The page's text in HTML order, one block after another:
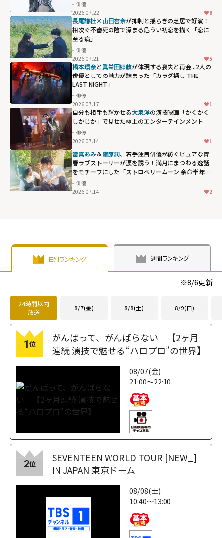
俳優
2026.07.22
8
長尾謙杜×山田杏奈が抑制と揺らぎの芝居で好演！
相次ぐ不審死の陰で深まる危うい初恋を描く「恋に
至る病」
俳優
2026.07.21
5
橋本環奈と眞栄田郷敦が体現する喪失と再会...2人の
俳優としての魅力が詰まった「カラダ探し THE
LAST NIGHT」
俳優
2026.07.17
1
自分も相手も輝かせる大泉洋の演技――映画「かくかく
しかじか」で見せた極上のエンターテインメント
俳優
2026.07.14
1
當真あみ＆齋藤潤、若手注目俳優が紡ぐピュアな青
春ラブストーリーが涙を誘う！満月にまつわる逸話
をモチーフにした「ストロベリームーン 余命半年の
恋」
俳優
2026.07.14
2
日別ランキング 週間ランキング
※8/6更新
24時間以内
放送
8/7(金) 8/8(土) 8/9(日)
1位
がんばって、がんばらない 【2ヶ月
連続 演技で魅せる“ハロプロ”の世界】
08/07(金)
21:00～22:10
2位
SEVENTEEN WORLD TOUR [NEW_]
IN JAPAN 東京ドーム
08/08(土)
10:40～13:00